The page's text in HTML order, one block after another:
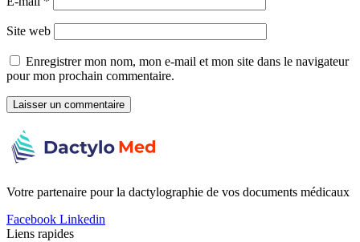
Site web
Enregistrer mon nom, mon e-mail et mon site dans le navigateur
pour mon prochain commentaire.
Votre partenaire pour la dactylographie de vos documents médicaux
Facebook Linkedin
Liens rapides